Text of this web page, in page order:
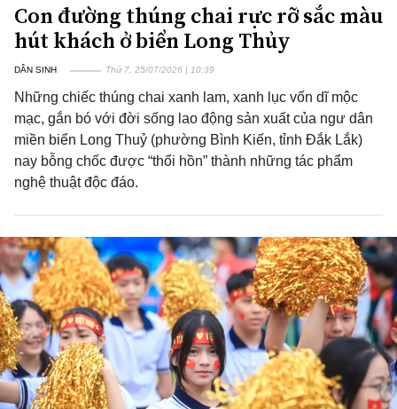
Con đường thúng chai rực rỡ sắc màu
hút khách ở biển Long Thủy
DÂN SINH Thứ 7, 25/07/2026 | 10:39
Những chiếc thúng chai xanh lam, xanh lục vốn dĩ mộc
mạc, gắn bó với đời sống lao động sản xuất của ngư dân
miền biển Long Thuỷ (phường Bình Kiến, tỉnh Đắk Lắk)
nay bỗng chốc được “thổi hồn” thành những tác phẩm
nghệ thuật độc đáo.